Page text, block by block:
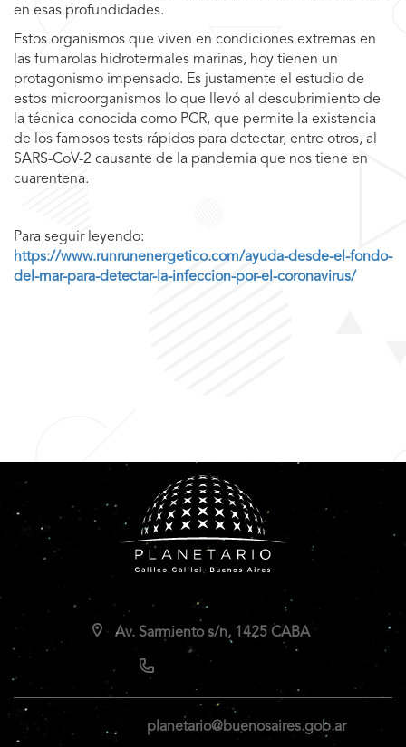
en esas profundidades.
Estos organismos que viven en condiciones extremas en
las fumarolas hidrotermales marinas, hoy tienen un
protagonismo impensado. Es justamente el estudio de
estos microorganismos lo que llevó al descubrimiento de
la técnica conocida como PCR, que permite la existencia
de los famosos tests rápidos para detectar, entre otros, al
SARS-CoV-2 causante de la pandemia que nos tiene en
cuarentena.
Para seguir leyendo:
https://www.runrunenergetico.com/ayuda-desde-el-fondo-
del-mar-para-detectar-la-infeccion-por-el-coronavirus/
Av. Sarmiento s/n, 1425 CABA
planetario@buenosaires.gob.ar